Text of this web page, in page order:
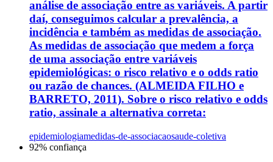
análise de associação entre as variáveis. A partir
daí, conseguimos calcular a prevalência, a
incidência e também as medidas de associação.
As medidas de associação que medem a força
de uma associação entre variáveis
epidemiológicas: o risco relativo e o odds ratio
ou razão de chances. (ALMEIDA FILHO e
BARRETO, 2011). Sobre o risco relativo e odds
ratio, assinale a alternativa correta:
epidemiologiamedidas-de-associacaosaude-coletiva
92% confiança